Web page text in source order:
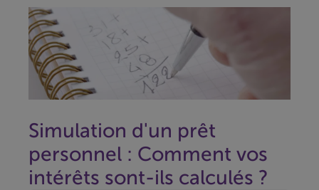
Simulation d'un prêt
personnel : Comment vos
intérêts sont-ils calculés ?